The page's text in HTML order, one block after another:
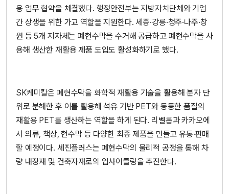
용 업무 협약을 체결했다. 행정안전부는 지방자치단체와 기업
간 상생을 위한 가교 역할을 지원한다. 세종·강릉·청주·나주·창
원 등 5개 지자체는 폐현수막을 수거해 공급하고 폐현수막을 사
용해 생산한 재활용 제품 도입도 활성화하기로 했다.
SK케미칼은 폐현수막을 화학적 재활용 기술을 활용해 분자 단
위로 분해한 후 이를 활용해 석유 기반 PET와 동등한 품질의
재활용 PET를 생산하는 역할을 하게 된다. 리벨롭과 카카오에
서 의류, 책상, 현수막 등 다양한 최종 제품을 만들고 유통·판매
할 예정이다. 세진플러스는 폐현수막의 물리적 공정을 통해 차
량 내장재 및 건축자재로의 업사이클링을 추진한다.